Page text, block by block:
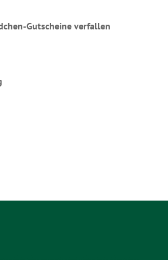
Gutscheine verfallen